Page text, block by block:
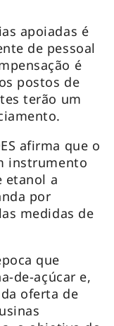
apoiadas é
de pessoal
é
postos de
terão um
afirma que o
instrumento
etanol a
por
medidas de
que
de-açúcar e,
oferta de